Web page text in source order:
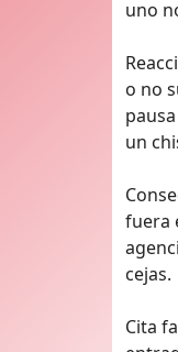
uno
o no
un
fuera
cejas.
Cita